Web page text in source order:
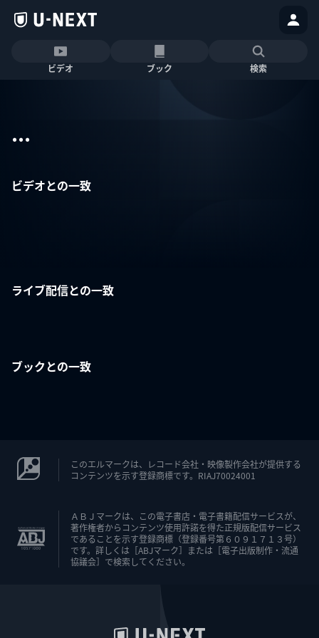
ビデオ ブック 検索
...
ビデオとの一致
ライブ配信との一致
ブックとの一致
このエルマークは、レコード会社・映像製作会社が提供する
コンテンツを示す登録商標です。RIAJ70024001
ＡＢＪマークは、この電子書店・電子書籍配信サービスが、
著作権者からコンテンツ使用許諾を得た正規版配信サービス
であることを示す登録商標（登録番号第６０９１７１３号）
です。詳しくは［ABJマーク］または［電子出版制作・流通
協議会］で検索してください。